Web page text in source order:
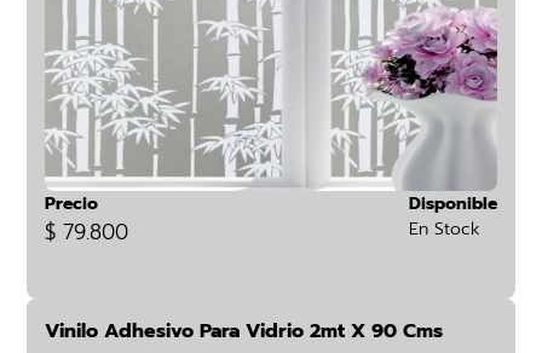
Precio
$ 79.800
Disponible
En Stock
Vinilo Adhesivo Para Vidrio 2mt X 90 Cms